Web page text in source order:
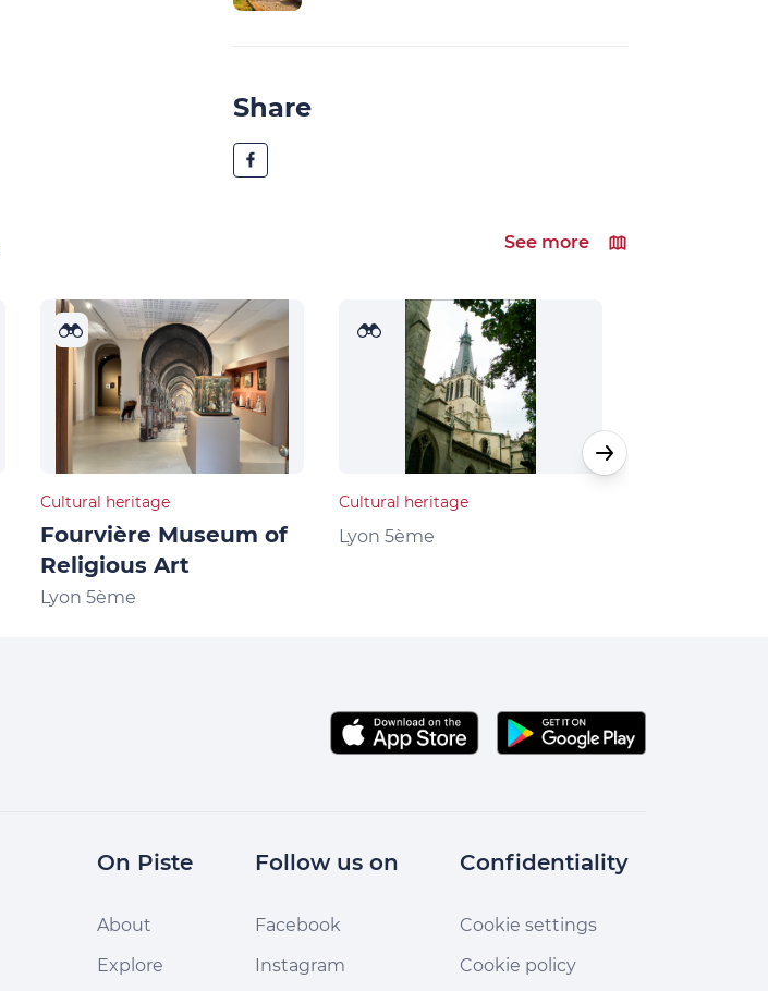
Share
See more
Cultural heritage
Fourvière Museum of
Religious Art
Lyon 5ème
Cultural heritage
Lyon 5ème
On Piste
About
Explore
Follow us on
Facebook
Instagram
Confidentiality
Cookie settings
Cookie policy